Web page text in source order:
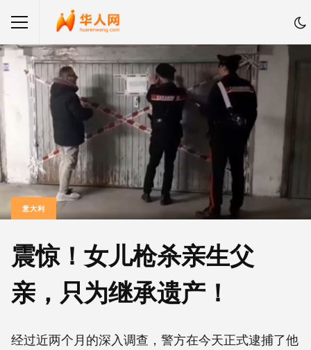
意大利
震惊！女儿枪杀亲生父
亲，只为继承遗产！
经过近两个月的深入调查，警方在今天正式逮捕了他